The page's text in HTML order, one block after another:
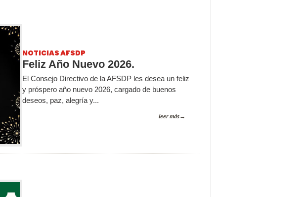
NOTICIAS AFSDP
Feliz Año Nuevo 2026.
El Consejo Directivo de la AFSDP les desea un feliz
y próspero año nuevo 2026, cargado de buenos
deseos, paz, alegría y...
leer más